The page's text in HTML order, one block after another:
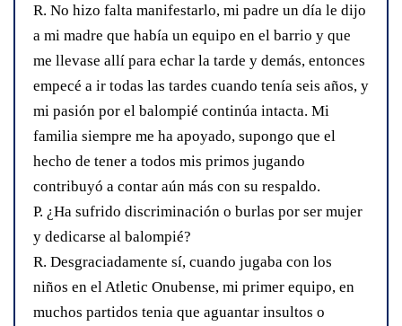
R. No hizo falta manifestarlo, mi padre un día le dijo
a mi madre que había un equipo en el barrio y que
me llevase allí para echar la tarde y demás, entonces
empecé a ir todas las tardes cuando tenía seis años, y
mi pasión por el balompié continúa intacta. Mi
familia siempre me ha apoyado, supongo que el
hecho de tener a todos mis primos jugando
contribuyó a contar aún más con su respaldo.
P. ¿Ha sufrido discriminación o burlas por ser mujer
y dedicarse al balompié?
R. Desgraciadamente sí, cuando jugaba con los
niños en el Atletic Onubense, mi primer equipo, en
muchos partidos tenia que aguantar insultos o